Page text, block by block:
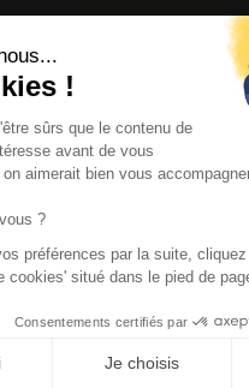
!
sûrs que le contenu de
avant de vous
aimerait bien vous
?
préférences par la suite,
cookies' situé dans le pied de
Consentements certifiés par
Je choisis